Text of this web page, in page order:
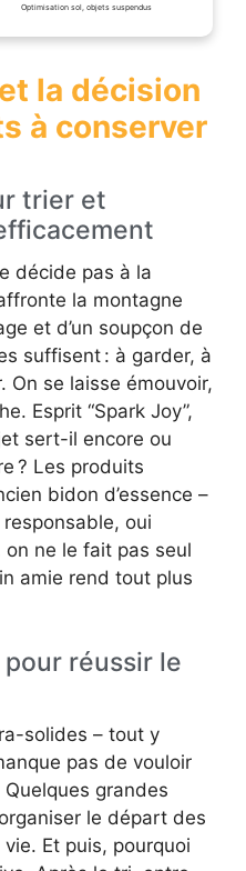
Optimisation sol, objets suspendus
la décision
à conserver
trier et
décide pas à la
la montagne
et d’un soupçon de
suffisent : à garder, à
On se laisse émouvoir,
Esprit “Spark Joy”,
sert-il encore ou
? Les produits
bidon d’essence –
oui
on ne le fait pas seul
amie rend tout plus
réussir le
solides – tout y
pas de vouloir
grandes
le départ des
Et puis, pourquoi